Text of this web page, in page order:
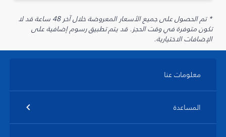
* تم الحصول على جميع الأسعار المعروضة خلال آخر 48 ساعة قد لا
تكون متوفرة في وقت الحجز. قد يتم تطبيق رسوم إضافية على
الإضافات الاختيارية.
معلومات عنا
المساعدة